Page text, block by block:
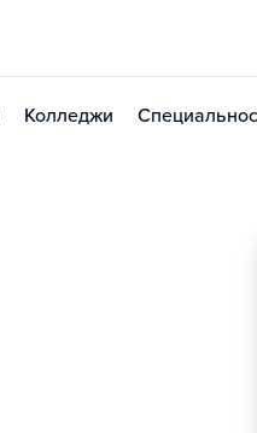
Колледжи